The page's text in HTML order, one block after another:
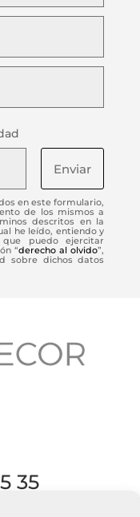
Enviar
en este formulario,
de los mismos a
descritos en la
he leído, entiendo y
puedo ejercitar
“derecho al olvido”,
sobre dichos datos
35